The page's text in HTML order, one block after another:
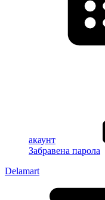
акаунт
Забравена парола
Delamart